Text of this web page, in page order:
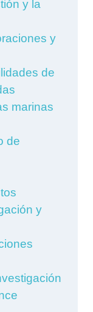
y la
y
de
marinas
de
y